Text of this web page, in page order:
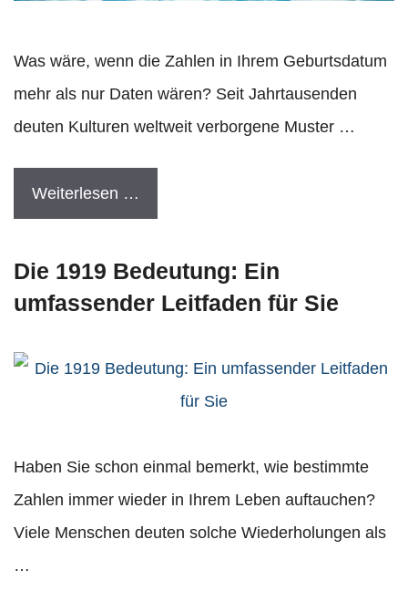
Was wäre, wenn die Zahlen in Ihrem Geburtsdatum
mehr als nur Daten wären? Seit Jahrtausenden
deuten Kulturen weltweit verborgene Muster …
Weiterlesen …
Die 1919 Bedeutung: Ein
umfassender Leitfaden für Sie
Haben Sie schon einmal bemerkt, wie bestimmte
Zahlen immer wieder in Ihrem Leben auftauchen?
Viele Menschen deuten solche Wiederholungen als
…